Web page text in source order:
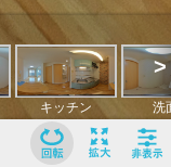
キッチン 洗
>